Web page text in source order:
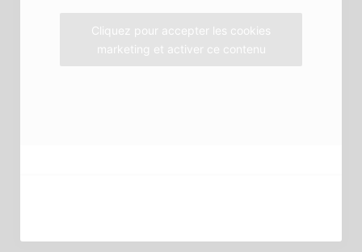
m
Cliquez pour accepter les cookies
marketing et activer ce contenu